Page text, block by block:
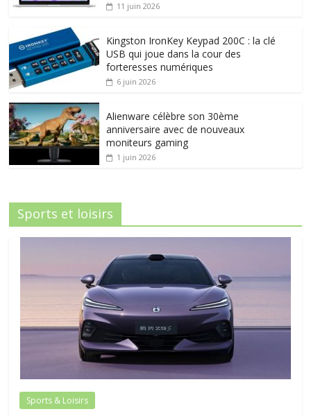
11 juin 2026
Kingston IronKey Keypad 200C : la clé
USB qui joue dans la cour des
forteresses numériques
6 juin 2026
Alienware célèbre son 30ème
anniversaire avec de nouveaux
moniteurs gaming
1 juin 2026
Sports et loisirs
Sports & Loisirs